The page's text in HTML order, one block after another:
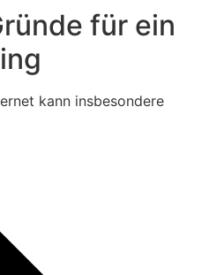
für ein
kann insbesondere